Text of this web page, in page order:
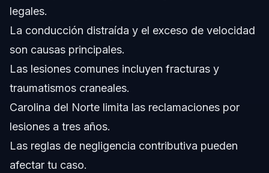
Sobre Vasquez Law Firm
Confianza y Experiencia del Abogado
Fuentes y Referencias
legales.
La conducción distraída y el exceso de velocidad
son causas principales.
Las lesiones comunes incluyen fracturas y
traumatismos craneales.
Carolina del Norte limita las reclamaciones por
lesiones a tres años.
Las reglas de negligencia contributiva pueden
afectar tu caso.